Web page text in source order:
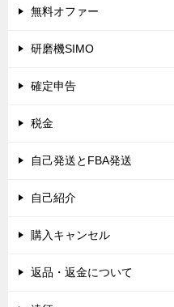
無料オファー
研磨機SIMO
確定申告
税金
自己発送とFBA発送
自己紹介
購入キャンセル
返品・返金について